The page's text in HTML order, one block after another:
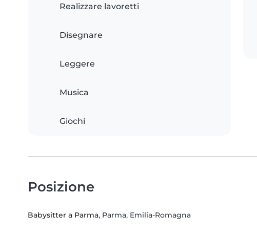
Realizzare lavoretti
Disegnare
Leggere
Musica
Giochi
Posizione
Babysitter a Parma, Parma, Emilia-Romagna